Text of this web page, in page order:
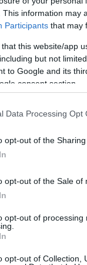
This information may
Participants that may
that this website/app
but not
to Google and its
consent section.
Data Processing Opt
opt-out of the
opt-out of the Sale of
opt-out of
opt-out of Collection,
–
την
πριν την
ότι οι
συναδέλφους,
τη